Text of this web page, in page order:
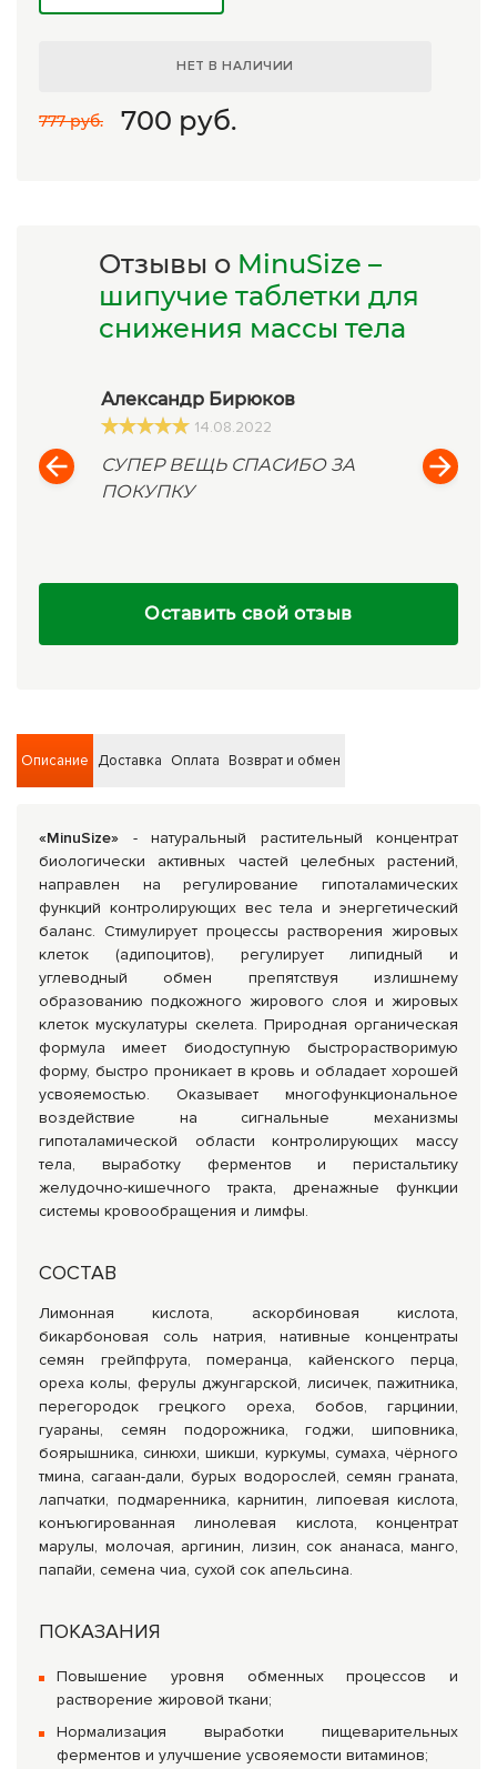
НЕТ В НАЛИЧИИ
777 руб. 700 руб.
Отзывы о MinuSize –
шипучие таблетки для
снижения массы тела
Александр Бирюков
14.08.2022
СУПЕР ВЕЩЬ СПАСИБО ЗА
ПОКУПКУ
Оставить свой отзыв
Описание Доставка Оплата Возврат и обмен
«MinuSize» - натуральный растительный концентрат
биологически активных частей целебных растений,
направлен на регулирование гипоталамических
функций контролирующих вес тела и энергетический
баланс. Стимулирует процессы растворения жировых
клеток (адипоцитов), регулирует липидный и
углеводный обмен препятствуя излишнему
образованию подкожного жирового слоя и жировых
клеток мускулатуры скелета. Природная органическая
формула имеет биодоступную быстрорастворимую
форму, быстро проникает в кровь и обладает хорошей
усвояемостью. Оказывает многофункциональное
воздействие на сигнальные механизмы
гипоталамической области контролирующих массу
тела, выработку ферментов и перистальтику
желудочно-кишечного тракта, дренажные функции
системы кровообращения и лимфы.
СОСТАВ
Лимонная кислота, аскорбиновая кислота,
бикарбоновая соль натрия, нативные концентраты
семян грейпфрута, померанца, кайенского перца,
ореха колы, ферулы джунгарской, лисичек, пажитника,
перегородок грецкого ореха, бобов, гарцинии,
гуараны, семян подорожника, годжи, шиповника,
боярышника, синюхи, шикши, куркумы, сумаха, чёрного
тмина, сагаан-дали, бурых водорослей, семян граната,
лапчатки, подмаренника, карнитин, липоевая кислота,
конъюгированная линолевая кислота, концентрат
марулы, молочая, аргинин, лизин, сок ананаса, манго,
папайи, семена чиа, сухой сок апельсина.
ПОКАЗАНИЯ
Повышение уровня обменных процессов и
растворение жировой ткани;
Нормализация выработки пищеварительных
ферментов и улучшение усвояемости витаминов;